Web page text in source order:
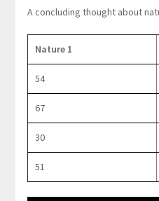
A concluding thought about
Nature 1
54
67
30
51